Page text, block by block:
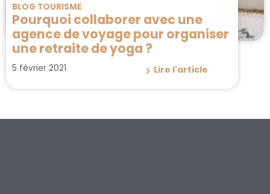
BLOG TOURISME
Pourquoi collaborer avec une
agence de voyage pour organiser
une retraite de yoga ?
5 février 2021 Lire l'article